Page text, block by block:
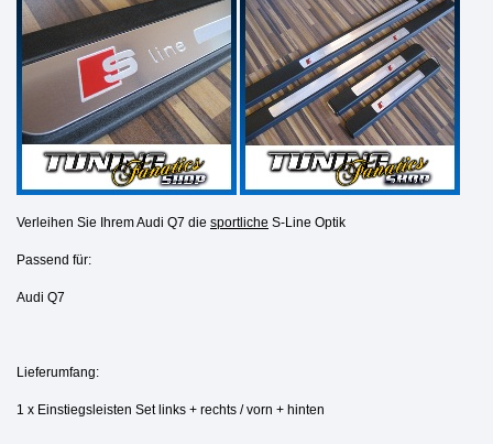
Verleihen Sie Ihrem Audi Q7 die sportliche S-Line Optik
Passend für:
Audi Q7
Lieferumfang:
1 x Einstiegsleisten Set links + rechts / vorn + hinten